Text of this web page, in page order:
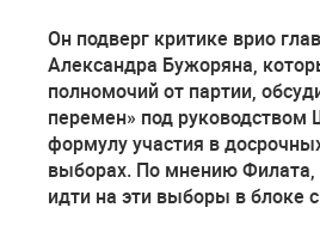
Он подверг критике врио
Александра Бужоряна,
полномочий от партии,
перемен» под руководством
формулу участия в
выборах. По мнению
идти на эти выборы в блоке